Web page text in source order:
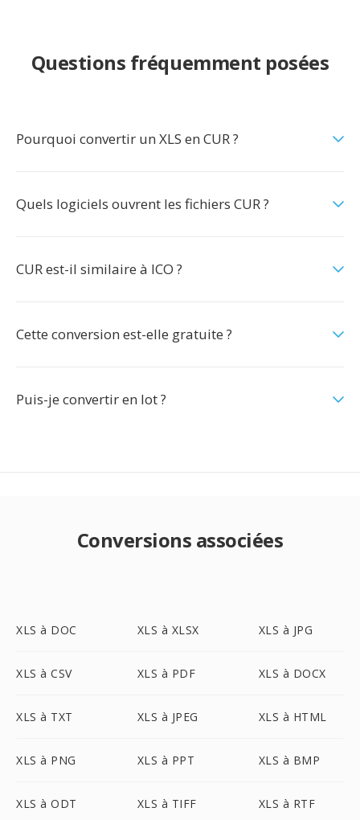
Questions fréquemment posées
Pourquoi convertir un XLS en CUR ?
Quels logiciels ouvrent les fichiers CUR ?
CUR est-il similaire à ICO ?
Cette conversion est-elle gratuite ?
Puis-je convertir en lot ?
Conversions associées
XLS à DOC XLS à XLSX XLS à JPG
XLS à CSV XLS à PDF XLS à DOCX
XLS à TXT XLS à JPEG XLS à HTML
XLS à PNG XLS à PPT XLS à BMP
XLS à ODT XLS à TIFF XLS à RTF